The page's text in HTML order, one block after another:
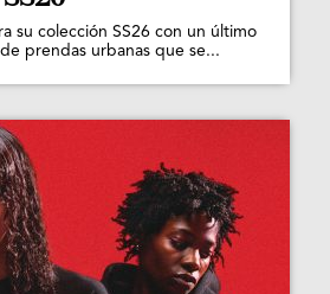
su colección SS26 con un último
prendas urbanas que se...